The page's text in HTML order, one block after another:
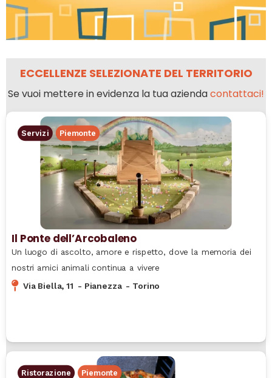
ECCELLENZE SELEZIONATE DEL TERRITORIO
Se vuoi mettere in evidenza la tua aziendacontattaci!
Servizi Piemonte
Il Ponte dell’Arcobaleno
Un luogo di ascolto, amore e rispetto, dove la memoria dei
nostri amici animali continua a vivere
Via Biella, 11 - Pianezza - Torino
Ristorazione Piemonte